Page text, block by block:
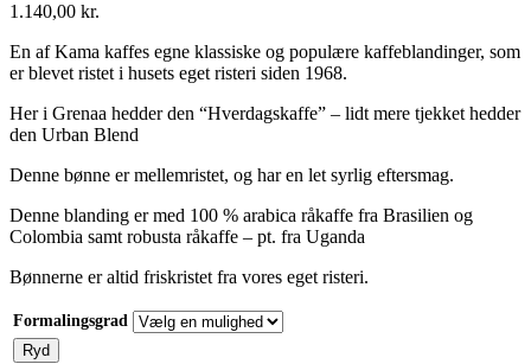
1.140,00 kr.
En af Kama kaffes egne klassiske og populære kaffeblandinger, som
er blevet ristet i husets eget risteri siden 1968.
Her i Grenaa hedder den “Hverdagskaffe” – lidt mere tjekket hedder
den Urban Blend
Denne bønne er mellemristet, og har en let syrlig eftersmag.
Denne blanding er med 100 % arabica råkaffe fra Brasilien og
Colombia samt robusta råkaffe – pt. fra Uganda
Bønnerne er altid friskristet fra vores eget risteri.
Formalingsgrad
Ryd